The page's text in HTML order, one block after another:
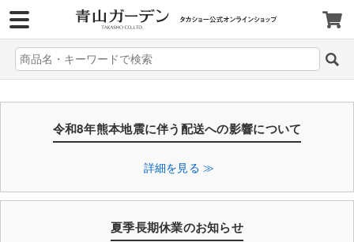
令和8年熊本地震に伴う配送への影響について
詳細を見る ≫
夏季長期休業のお知らせ